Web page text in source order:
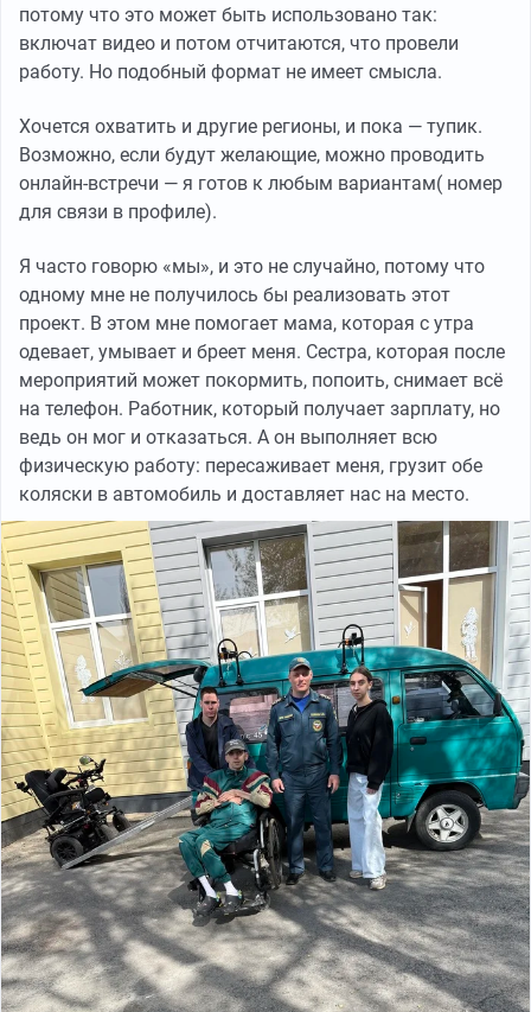
потому что это может быть использовано так:
включат видео и потом отчитаются, что провели
работу. Но подобный формат не имеет смысла.
Хочется охватить и другие регионы, и пока — тупик.
Возможно, если будут желающие, можно проводить
онлайн-встречи — я готов к любым вариантам( номер
для связи в профиле).
Я часто говорю «мы», и это не случайно, потому что
одному мне не получилось бы реализовать этот
проект. В этом мне помогает мама, которая с утра
одевает, умывает и бреет меня. Сестра, которая после
мероприятий может покормить, попоить, снимает всё
на телефон. Работник, который получает зарплату, но
ведь он мог и отказаться. А он выполняет всю
физическую работу: пересаживает меня, грузит обе
коляски в автомобиль и доставляет нас на место.